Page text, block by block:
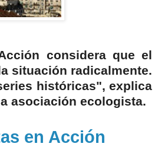
considera que el
situación radicalmente.
históricas", explica
asociación ecologista.
en Acción